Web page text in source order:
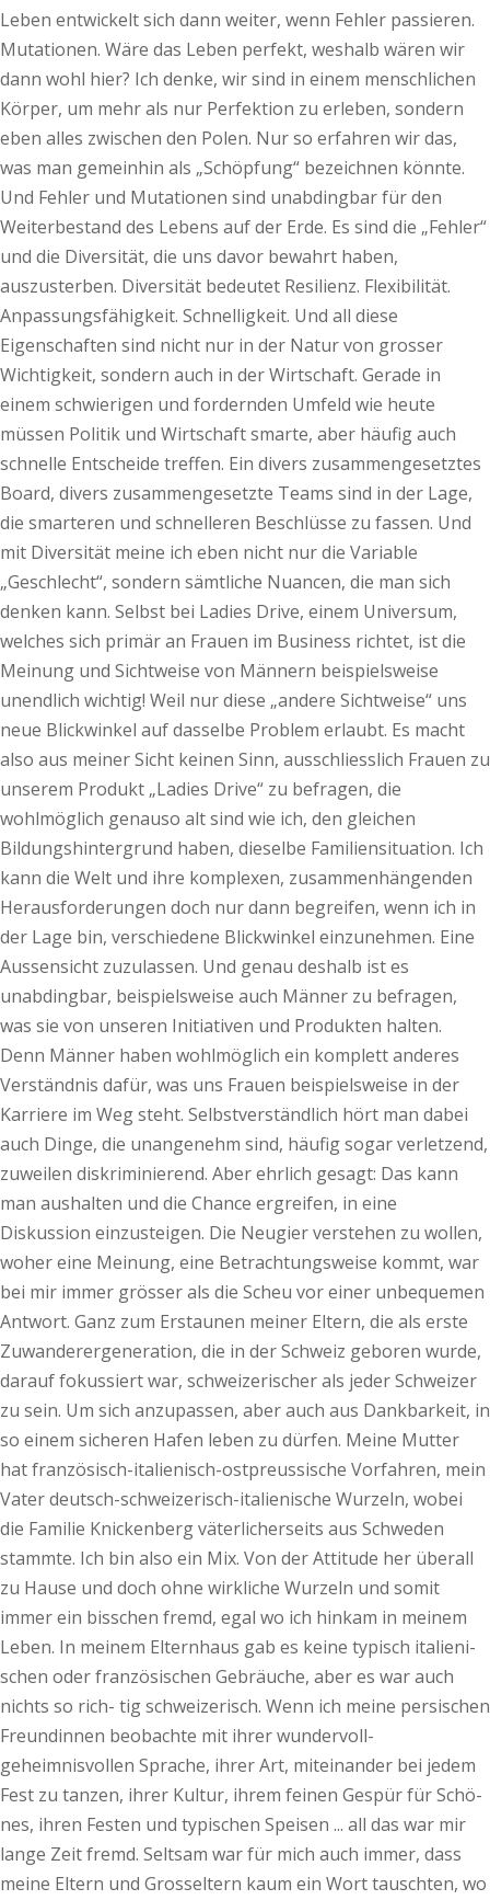
Leben entwickelt sich dann weiter, wenn Fehler passieren.
Mutationen. Wäre das Leben perfekt, weshalb wären wir
dann wohl hier? Ich denke, wir sind in einem menschlichen
Körper, um mehr als nur Perfektion zu erleben, sondern
eben alles zwischen den Polen. Nur so erfahren wir das,
was man gemeinhin als „Schöpfung“ bezeichnen könnte.
Und Fehler und Mutationen sind unabdingbar für den
Weiterbestand des Lebens auf der Erde. Es sind die „Fehler“
und die Diversität, die uns davor bewahrt haben,
auszusterben. Diversität bedeutet Resilienz. Flexibilität.
Anpassungsfähigkeit. Schnelligkeit. Und all diese
Eigenschaften sind nicht nur in der Natur von grosser
Wichtigkeit, sondern auch in der Wirtschaft. Gerade in
einem schwierigen und fordernden Umfeld wie heute
müssen Politik und Wirtschaft smarte, aber häufig auch
schnelle Entscheide treffen. Ein divers zusammengesetztes
Board, divers zusammengesetzte Teams sind in der Lage,
die smarteren und schnelleren Beschlüsse zu fassen. Und
mit Diversität meine ich eben nicht nur die Variable
„Geschlecht“, sondern sämtliche Nuancen, die man sich
denken kann. Selbst bei Ladies Drive, einem Universum,
welches sich primär an Frauen im Business richtet, ist die
Meinung und Sichtweise von Männern beispielsweise
unendlich wichtig! Weil nur diese „andere Sichtweise“ uns
neue Blickwinkel auf dasselbe Problem erlaubt. Es macht
also aus meiner Sicht keinen Sinn, ausschliesslich Frauen zu
unserem Produkt „Ladies Drive“ zu befragen, die
wohlmöglich genauso alt sind wie ich, den gleichen
Bildungshintergrund haben, dieselbe Familiensituation. Ich
kann die Welt und ihre komplexen, zusammenhängenden
Herausforderungen doch nur dann begreifen, wenn ich in
der Lage bin, verschiedene Blickwinkel einzunehmen. Eine
Aussensicht zuzulassen. Und genau deshalb ist es
unabdingbar, beispielsweise auch Männer zu befragen,
was sie von unseren Initiativen und Produkten halten.
Denn Männer haben wohlmöglich ein komplett anderes
Verständnis dafür, was uns Frauen beispielsweise in der
Karriere im Weg steht. Selbstverständlich hört man dabei
auch Dinge, die unangenehm sind, häufig sogar verletzend,
zuweilen diskriminierend. Aber ehrlich gesagt: Das kann
man aushalten und die Chance ergreifen, in eine
Diskussion einzusteigen. Die Neugier verstehen zu wollen,
woher eine Meinung, eine Betrachtungsweise kommt, war
bei mir immer grösser als die Scheu vor einer unbequemen
Antwort. Ganz zum Erstaunen meiner Eltern, die als erste
Zuwanderergeneration, die in der Schweiz geboren wurde,
darauf fokussiert war, schweizerischer als jeder Schweizer
zu sein. Um sich anzupassen, aber auch aus Dankbarkeit, in
so einem sicheren Hafen leben zu dürfen. Meine Mutter
hat französisch-italienisch-ostpreussische Vorfahren, mein
Vater deutsch-schweizerisch-italienische Wurzeln, wobei
die Familie Knickenberg väterlicherseits aus Schweden
stammte. Ich bin also ein Mix. Von der Attitude her überall
zu Hause und doch ohne wirkliche Wurzeln und somit
immer ein bisschen fremd, egal wo ich hinkam in meinem
Leben. In meinem Elternhaus gab es keine typisch italieni-
schen oder französischen Gebräuche, aber es war auch
nichts so rich- tig schweizerisch. Wenn ich meine persischen
Freundinnen beobachte mit ihrer wundervoll-
geheimnisvollen Sprache, ihrer Art, miteinander bei jedem
Fest zu tanzen, ihrer Kultur, ihrem feinen Gespür für Schö-
nes, ihren Festen und typischen Speisen ... all das war mir
lange Zeit fremd. Seltsam war für mich auch immer, dass
meine Eltern und Grosseltern kaum ein Wort tauschten, wo